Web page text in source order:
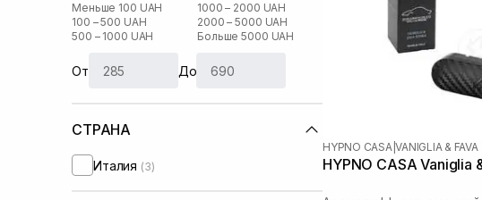
Меньше 100 UAH
100 – 500 UAH
500 – 1000 UAH
1000 – 2000 UAH
2000 – 5000 UAH
Больше 5000 UAH
От До
СТРАНА
Италия (3)
HYPNO CASA |VANIGLIA &
HYPNO CASA Vaniglia